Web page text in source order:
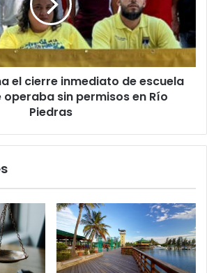
el cierre inmediato de escuela
sin permisos en Río
Piedras